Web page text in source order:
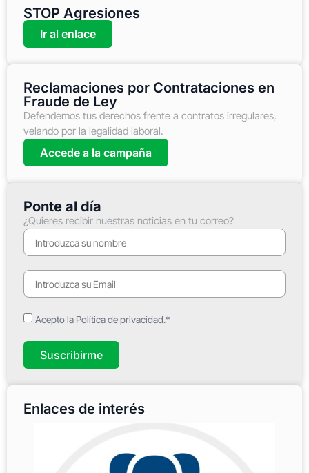
STOP Agresiones
Ir al enlace
Reclamaciones por Contrataciones en
Fraude de Ley
Defendemos tus derechos frente a contratos irregulares,
velando por la legalidad laboral.
Accede a la campaña
Ponte al día
¿Quieres recibir nuestras noticias en tu correo?
Acepto la Política de privacidad.*
Suscribirme
Enlaces de interés